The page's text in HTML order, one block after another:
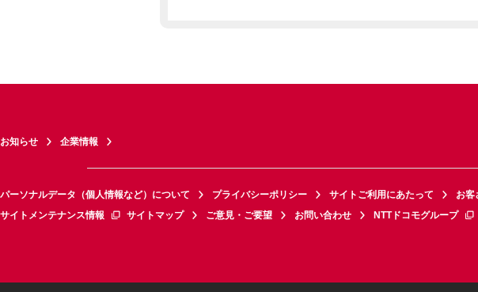
お知らせ 企業情報
パーソナルデータ（個人情報など）について プライバシーポリシー サイトご利用にあたって お客
サイトメンテナンス情報
サイトマップ ご意見・ご要望 お問い合わせ NTTドコモグループ